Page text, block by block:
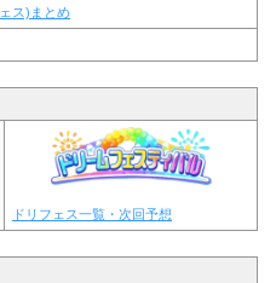
ス)まとめ
ドリフェス一覧・次回予想